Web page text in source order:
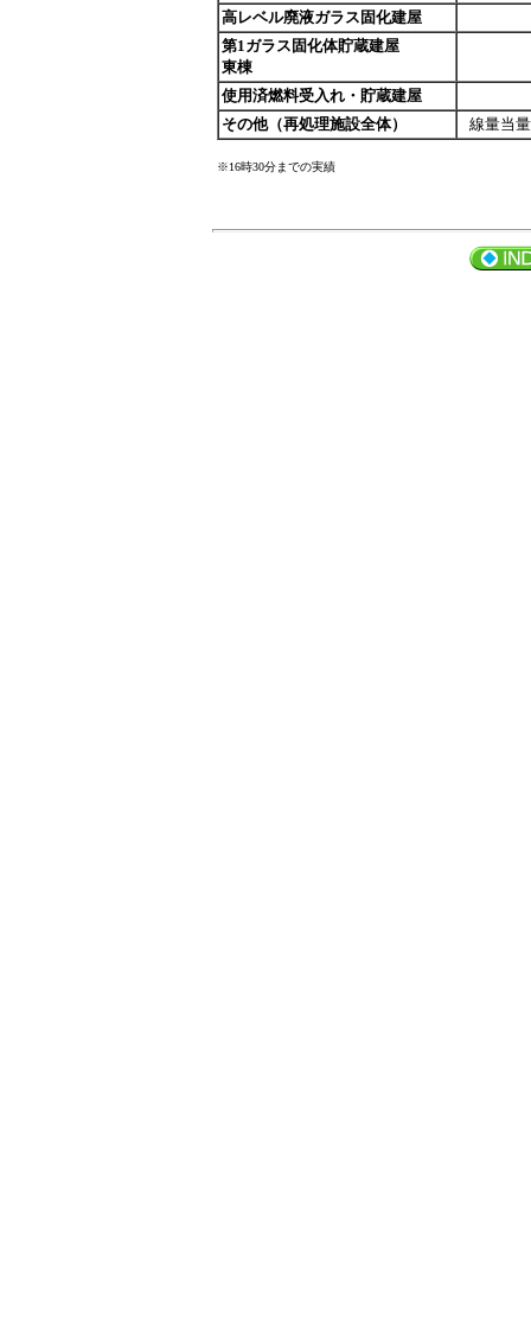
高レベル廃液ガラス固化建屋
第1ガラス固化体貯蔵建屋
東棟
使用済燃料受入れ・貯蔵建屋
その他（再処理施設全体）
線量当
※16時30分までの実績